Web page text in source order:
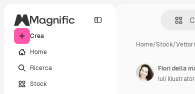
Crea
Home
Ricerca
Stock
Home/Stock/Vettori
Iuli Illustrator